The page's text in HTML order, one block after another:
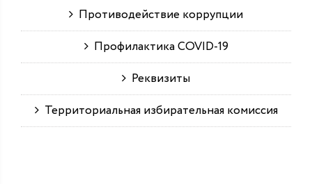
Противодействие коррупции
Профилактика COVID-19
Реквизиты
Территориальная избирательная комиссия